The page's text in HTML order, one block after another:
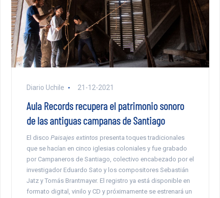
Diario Uchile 21-12-2021
Aula Records recupera el patrimonio sonoro
de las antiguas campanas de Santiago
El disco Paisajes extintos presenta toques tradicionales
que se hacían en cinco iglesias coloniales y fue grabado
por Campaneros de Santiago, colectivo encabezado por el
investigador Eduardo Sato y los compositores Sebastián
Jatz y Tomás Brantmayer. El registro ya está disponible en
formato digital, vinilo y CD y próximamente se estrenará un